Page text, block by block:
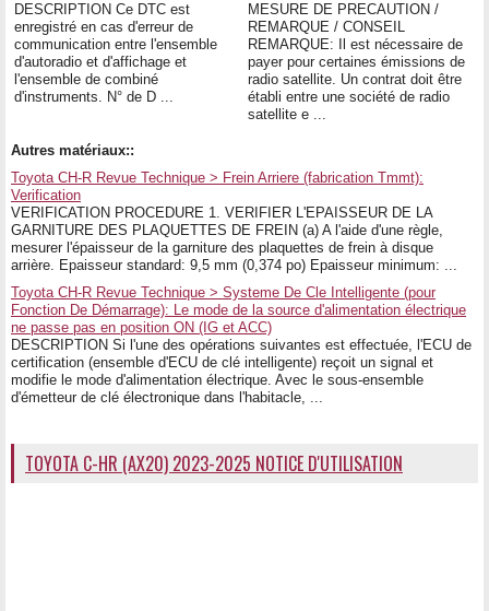
DESCRIPTION Ce DTC est
enregistré en cas d'erreur de
communication entre l'ensemble
d'autoradio et d'affichage et
l'ensemble de combiné
d'instruments. N° de D ...
MESURE DE PRECAUTION /
REMARQUE / CONSEIL
REMARQUE: Il est nécessaire de
payer pour certaines émissions de
radio satellite. Un contrat doit être
établi entre une société de radio
satellite e ...
Autres matériaux::
Toyota CH-R Revue Technique > Frein Arriere (fabrication Tmmt):
Verification
VERIFICATION PROCEDURE 1. VERIFIER L'EPAISSEUR DE LA
GARNITURE DES PLAQUETTES DE FREIN (a) A l'aide d'une règle,
mesurer l'épaisseur de la garniture des plaquettes de frein à disque
arrière. Epaisseur standard: 9,5 mm (0,374 po) Epaisseur minimum: ...
Toyota CH-R Revue Technique > Systeme De Cle Intelligente (pour
Fonction De Démarrage): Le mode de la source d'alimentation électrique
ne passe pas en position ON (IG et ACC)
DESCRIPTION Si l'une des opérations suivantes est effectuée, l'ECU de
certification (ensemble d'ECU de clé intelligente) reçoit un signal et
modifie le mode d'alimentation électrique. Avec le sous-ensemble
d'émetteur de clé électronique dans l'habitacle, ...
TOYOTA C-HR (AX20) 2023-2025 NOTICE D'UTILISATION